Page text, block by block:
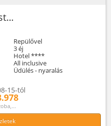
Repülővel
3 éj
Hotel ****
All inclusive
Üdülés - nyaralás
15-tól